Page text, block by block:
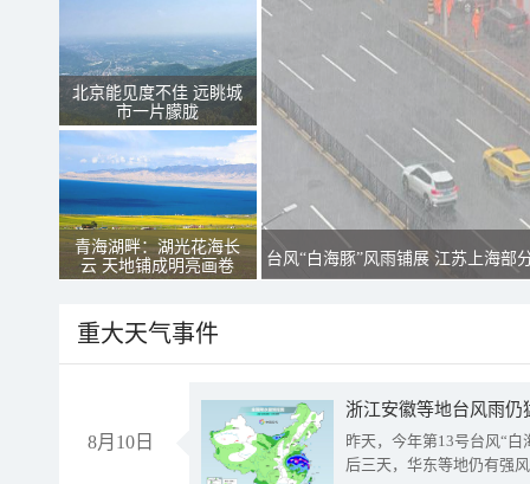
北京能见度不佳 远眺城
市一片朦胧
青海湖畔：湖光花海长
云 天地铺成明亮画卷
台风“白海豚”风雨铺展 江苏上海部
重大天气事件
8月10日
浙江安徽等地台风雨
昨天，今年第13号台风“
后三天，华东等地仍有强